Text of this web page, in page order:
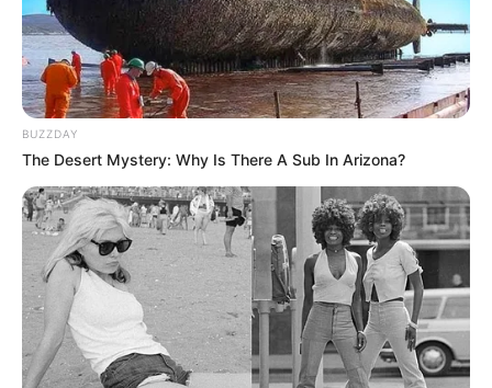
ΤΑ ΠΙΟ ΔΗΜΟΦΙΛΗ
BUZZDAY
The Desert Mystery: Why Is There A Sub In Arizona?